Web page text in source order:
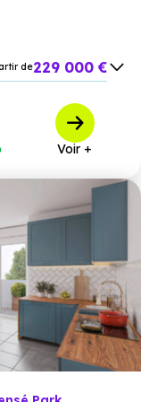
de229 000 €
de 399 000 €
Voir +